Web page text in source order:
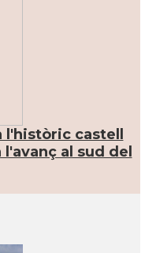
l'històric castell
al sud del